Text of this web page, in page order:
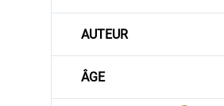
AUTEUR
ÂGE